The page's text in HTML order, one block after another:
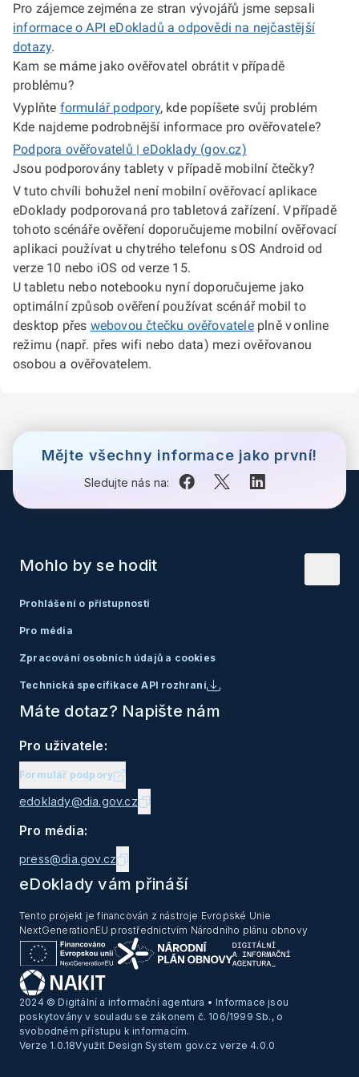
Pro zájemce zejména ze stran vývojářů jsme sepsali
informace o API eDokladů a odpovědi na nejčastější
dotazy.
Kam se máme jako ověřovatel obrátit v případě
problému?
Vyplňte formulář podpory, kde popíšete svůj problém
Kde najdeme podrobnější informace pro ověřovatele?
Podpora ověřovatelů | eDoklady (gov.cz)
Jsou podporovány tablety v případě mobilní čtečky?
V tuto chvíli bohužel není mobilní ověřovací aplikace
eDoklady podporovaná pro tabletová zařízení. V případě
tohoto scénáře ověření doporučujeme mobilní ověřovací
aplikaci používat u chytrého telefonu s OS Android od
verze 10 nebo iOS od verze 15.
U tabletu nebo notebooku nyní doporučujeme jako
optimální způsob ověření používat scénář mobil to
desktop přes webovou čtečku ověřovateleplně v online
režimu (např. přes wifi nebo data) mezi ověřovanou
osobou a ověřovatelem.
Mějte všechny informace jako první!
Sledujte nás na:
Mohlo by se hodit
Prohlášení o přístupnosti
Pro média
Zpracování osobních údajů a cookies
Technická specifikace API rozhraní
Máte dotaz? Napište nám
Pro uživatele:
Formulář podpory
edoklady@dia.gov.cz
Pro média:
press@dia.gov.cz
eDoklady vám přináší
Tento projekt je financován z nástroje Evropské Unie
NextGenerationEU prostřednictvím Národního plánu obnovy
2024 © Digitální a informační agentura • Informace jsou
poskytovány v souladu se zákonem č. 106/1999 Sb., o
svobodném přístupu k informacím.
Verze 1.0.18Využit Design System gov.cz verze 4.0.0